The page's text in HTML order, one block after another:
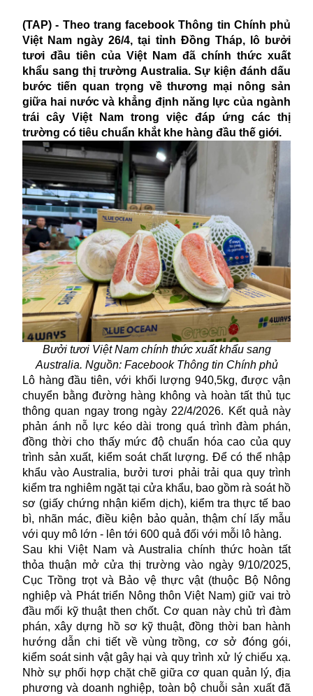
(TAP) - Theo trang facebook Thông tin Chính phủ
Việt Nam ngày 26/4, tại tỉnh Đồng Tháp, lô bưởi
tươi đầu tiên của Việt Nam đã chính thức xuất
khẩu sang thị trường Australia. Sự kiện đánh dấu
bước tiến quan trọng về thương mại nông sản
giữa hai nước và khẳng định năng lực của ngành
trái cây Việt Nam trong việc đáp ứng các thị
trường có tiêu chuẩn khắt khe hàng đầu thế giới.
Bưởi tươi Việt Nam chính thức xuất khẩu sang
Australia. Nguồn: Facebook Thông tin Chính phủ
Lô hàng đầu tiên, với khối lượng 940,5kg, được vận
chuyển bằng đường hàng không và hoàn tất thủ tục
thông quan ngay trong ngày 22/4/2026. Kết quả này
phản ánh nỗ lực kéo dài trong quá trình đàm phán,
đồng thời cho thấy mức độ chuẩn hóa cao của quy
trình sản xuất, kiểm soát chất lượng. Để có thể nhập
khẩu vào Australia, bưởi tươi phải trải qua quy trình
kiểm tra nghiêm ngặt tại cửa khẩu, bao gồm rà soát hồ
sơ (giấy chứng nhận kiểm dịch), kiểm tra thực tế bao
bì, nhãn mác, điều kiện bảo quản, thậm chí lấy mẫu
với quy mô lớn - lên tới 600 quả đối với mỗi lô hàng.
Sau khi Việt Nam và Australia chính thức hoàn tất
thỏa thuận mở cửa thị trường vào ngày 9/10/2025,
Cục Trồng trọt và Bảo vệ thực vật (thuộc Bộ Nông
nghiệp và Phát triển Nông thôn Việt Nam) giữ vai trò
đầu mối kỹ thuật then chốt. Cơ quan này chủ trì đàm
phán, xây dựng hồ sơ kỹ thuật, đồng thời ban hành
hướng dẫn chi tiết về vùng trồng, cơ sở đóng gói,
kiểm soát sinh vật gây hại và quy trình xử lý chiếu xạ.
Nhờ sự phối hợp chặt chẽ giữa cơ quan quản lý, địa
phương và doanh nghiệp, toàn bộ chuỗi sản xuất đã